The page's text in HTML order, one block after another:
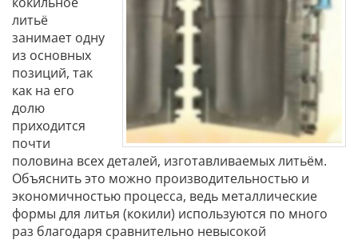
литьё
занимает одну
из основных
позиций, так
как на его
долю
приходится
почти
половина всех деталей, изготавливаемых литьём.
Объяснить это можно производительностью и
экономичностью процесса, ведь металлические
формы для литья (кокили) используются по много
раз благодаря сравнительно невысокой